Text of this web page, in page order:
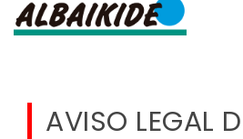
AVISO LEGAL